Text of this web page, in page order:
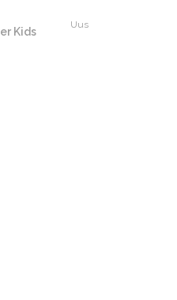
Uus
Kids